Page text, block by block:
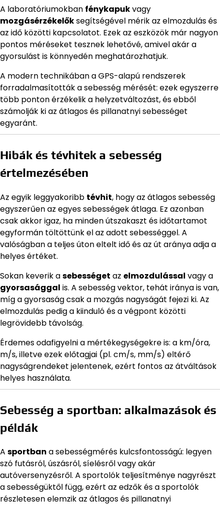
A laboratóriumokban fénykapukvagy
mozgásérzékelőksegítségével mérik az elmozdulás és
az idő közötti kapcsolatot. Ezek az eszközök már nagyon
pontos méréseket tesznek lehetővé, amivel akár a
gyorsulást is könnyedén meghatározhatjuk.
A modern technikában a GPS-alapú rendszerek
forradalmasították a sebesség mérését: ezek egyszerre
több ponton érzékelik a helyzetváltozást, és ebből
számolják ki az átlagos és pillanatnyi sebességet
egyaránt.
Hibák és tévhitek a sebesség
értelmezésében
Az egyik leggyakoribb tévhit, hogy az átlagos sebesség
egyszerűen az egyes sebességek átlaga. Ez azonban
csak akkor igaz, ha minden útszakaszt és időtartamot
egyformán töltöttünk el az adott sebességgel. A
valóságban a teljes úton eltelt idő és az út aránya adja a
helyes értéket.
Sokan keverik asebességet az elmozdulással vagy a
gyorsasággal is. A sebesség vektor, tehát iránya is van,
míg a gyorsaság csak a mozgás nagyságát fejezi ki. Az
elmozdulás pedig a kiinduló és a végpont közötti
legrövidebb távolság.
Érdemes odafigyelni a mértékegységekre is: a km/óra,
m/s, illetve ezek előtagjai (pl. cm/s, mm/s) eltérő
nagyságrendeket jelentenek, ezért fontos az átváltások
helyes használata.
Sebesség a sportban: alkalmazások és
példák
A sportban a sebességmérés kulcsfontosságú: legyen
szó futásról, úszásról, síelésről vagy akár
autóversenyzésről. A sportolók teljesítménye nagyrészt
a sebességüktől függ, ezért az edzők és a sportolók
részletesen elemzik az átlagos és pillanatnyi